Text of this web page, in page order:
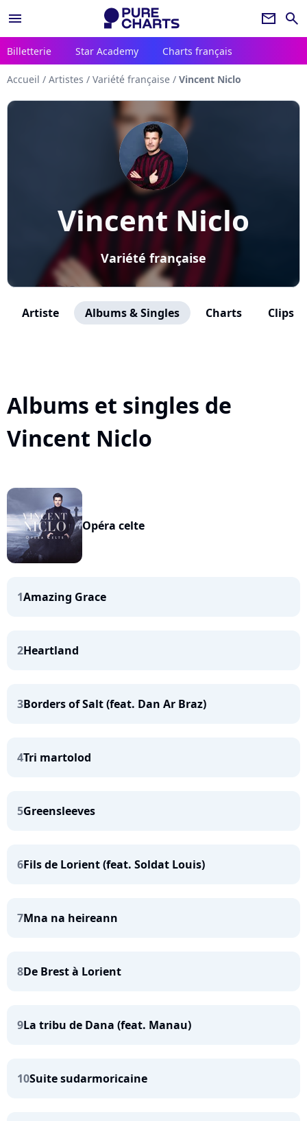
menu newsletter search
Billetterie Star Academy Charts français
Accueil / Artistes / Variété française / Vincent Niclo
Vincent Niclo
Variété française
Artiste Albums & Singles Charts Clips
Albums et singles de
Vincent Niclo
Opéra celte
1Amazing Grace
2Heartland
3Borders of Salt (feat. Dan Ar Braz)
4Tri martolod
5Greensleeves
6Fils de Lorient (feat. Soldat Louis)
7Mna na heireann
8De Brest à Lorient
9La tribu de Dana (feat. Manau)
10Suite sudarmoricaine